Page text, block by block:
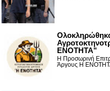
ΕΝΟΤΗΤΑ"
Η Προσωρινή
Άργους Η